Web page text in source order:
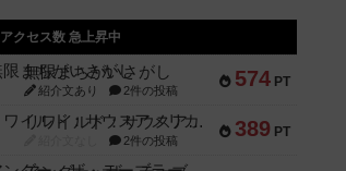
アクセス数 急上昇中
574 PT
無限まちがいさがし
紹介文あり 2件の投稿
389 PT
リワイルド：サウスアメリカ
2件の投稿